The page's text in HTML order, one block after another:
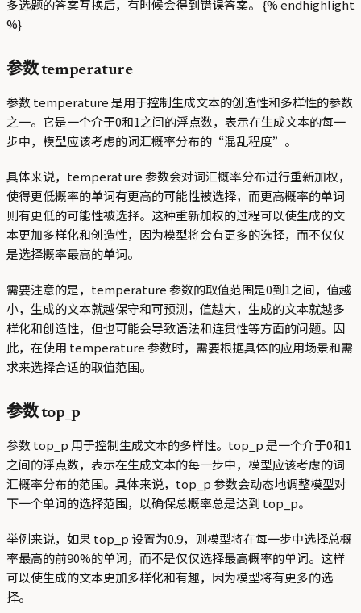
多选题的答案互换后，有时候会得到错误答案。 {% endhighlight
%}
参数 temperature
参数 temperature 是用于控制生成文本的创造性和多样性的参数
之一。它是一个介于0和1之间的浮点数，表示在生成文本的每一
步中，模型应该考虑的词汇概率分布的“混乱程度”。
具体来说，temperature 参数会对词汇概率分布进行重新加权，
使得更低概率的单词有更高的可能性被选择，而更高概率的单词
则有更低的可能性被选择。这种重新加权的过程可以使生成的文
本更加多样化和创造性，因为模型将会有更多的选择，而不仅仅
是选择概率最高的单词。
需要注意的是，temperature 参数的取值范围是0到1之间，值越
小，生成的文本就越保守和可预测，值越大，生成的文本就越多
样化和创造性，但也可能会导致语法和连贯性等方面的问题。因
此，在使用 temperature 参数时，需要根据具体的应用场景和需
求来选择合适的取值范围。
参数 top_p
参数 top_p 用于控制生成文本的多样性。top_p 是一个介于0和1
之间的浮点数，表示在生成文本的每一步中，模型应该考虑的词
汇概率分布的范围。具体来说，top_p 参数会动态地调整模型对
下一个单词的选择范围，以确保总概率总是达到 top_p。
举例来说，如果 top_p 设置为0.9，则模型将在每一步中选择总概
率最高的前90%的单词，而不是仅仅选择最高概率的单词。这样
可以使生成的文本更加多样化和有趣，因为模型将有更多的选
择。